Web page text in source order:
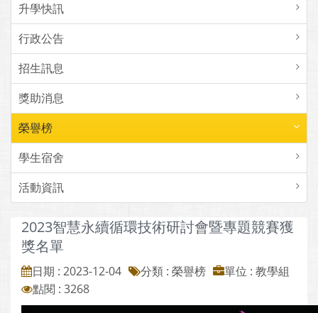
升學快訊
行政公告
招生訊息
獎助消息
榮譽榜
學生宿舍
活動資訊
2023智慧永續循環技術研討會暨專題競賽獲
獎名單
日期 : 2023-12-04 分類 : 榮譽榜
單位 : 教學組
點閱 : 3268